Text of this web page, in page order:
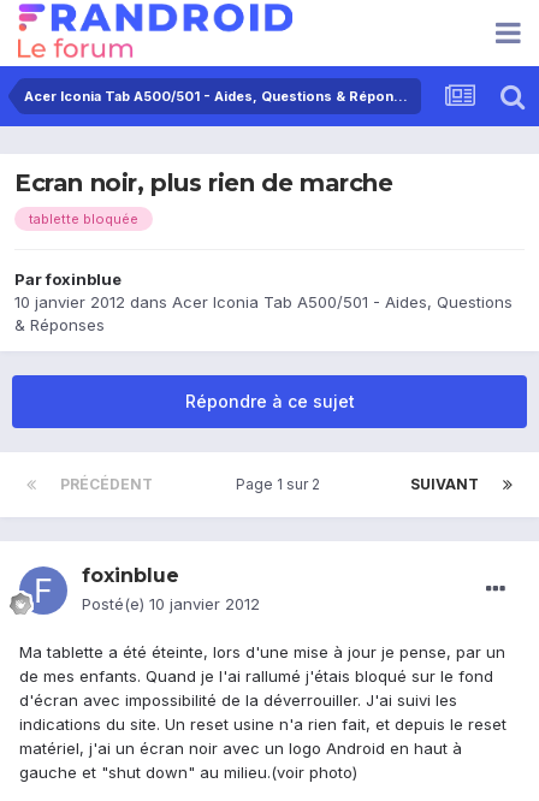
Acer Iconia Tab A500/501 - Aides, Questions & Réponses
Ecran noir, plus rien de marche
tablette bloquée
Parfoxinblue
10 janvier 2012 dans Acer Iconia Tab A500/501 - Aides, Questions
& Réponses
Répondre à ce sujet
PRÉCÉDENT SUIVANT
Page 1 sur 2
foxinblue
Posté(e) 10 janvier 2012
Ma tablette a été éteinte, lors d'une mise à jour je pense, par un
de mes enfants. Quand je l'ai rallumé j'étais bloqué sur le fond
d'écran avec impossibilité de la déverrouiller. J'ai suivi les
indications du site. Un reset usine n'a rien fait, et depuis le reset
matériel, j'ai un écran noir avec un logo Android en haut à
gauche et "shut down" au milieu.(voir photo)